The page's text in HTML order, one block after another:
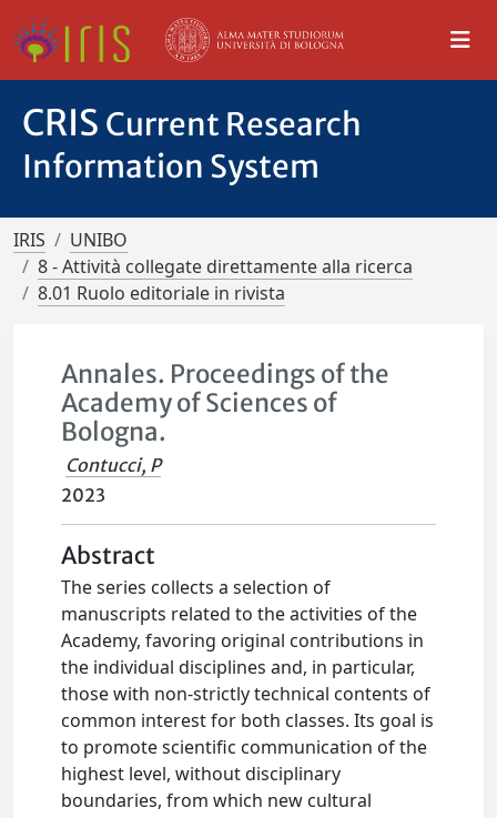
CRIS Current Research
Information System
IRIS
UNIBO
8 - Attività collegate direttamente alla ricerca
8.01 Ruolo editoriale in rivista
Annales. Proceedings of the
Academy of Sciences of
Bologna.
Contucci, P
2023
Abstract
The series collects a selection of
manuscripts related to the activities of the
Academy, favoring original contributions in
the individual disciplines and, in particular,
those with non-strictly technical contents of
common interest for both classes. Its goal is
to promote scientific communication of the
highest level, without disciplinary
boundaries, from which new cultural